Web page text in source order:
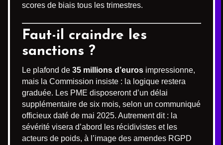
scores de biais tous les trimestres.
Faut-il craindre les
sanctions ?
Le plafond de 35 millions d’euros impressionne,
mais la Commission insiste : la logique restera
graduée. Les PME disposeront d’un délai
supplémentaire de six mois, selon un communiqué
officieux daté de mai 2025. Autrement dit : la
sévérité visera d’abord les récidivistes et les
acteurs de poids, à l’image des amendes RGPD